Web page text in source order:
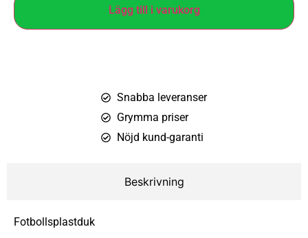
Lägg till i varukorg
Snabba leveranser
Grymma priser
Nöjd kund-garanti
Beskrivning
Fotbollsplastduk